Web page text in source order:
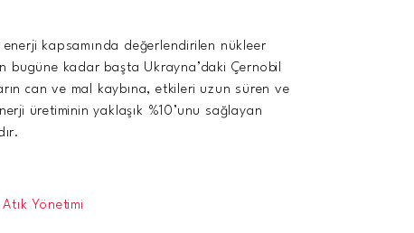
kapsamında değerlendirilen nükleer
bugüne kadar başta Ukrayna’daki Çernobil
can ve mal kaybına, etkileri uzun süren ve
üretiminin yaklaşık %10’unu sağlayan
Atık Yönetimi